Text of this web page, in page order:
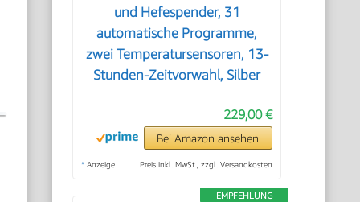
und Hefespender, 31
automatische Programme,
zwei Temperatursensoren, 13-
Stunden-Zeitvorwahl, Silber
229,00 €
Bei Amazon ansehen
* Anzeige Preis inkl. MwSt., zzgl. Versandkosten
EMPFEHLUNG